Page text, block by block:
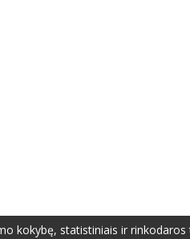
kokybę, statistiniais ir